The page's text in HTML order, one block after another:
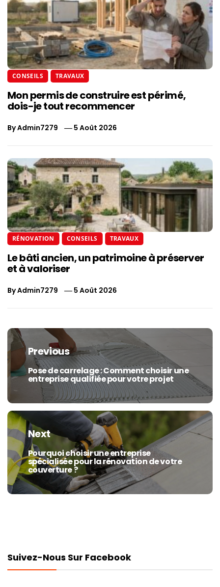
CONSEILS TRAVAUX
Mon permis de construire est périmé,
dois-je tout recommencer
ByAdmin7279 5 Août 2026
RÉNOVATION CONSEILS TRAVAUX
Le bâti ancien, un patrimoine à préserver
et à valoriser
ByAdmin7279 5 Août 2026
Navigation
de
l’article
Previous
Previous
post:
Pose de carrelage : Comment choisir une
entreprise qualifiée pour votre projet
Next
Next
post:
Pourquoi choisir une entreprise
spécialisée pour la rénovation de votre
couverture ?
Suivez-Nous Sur Facebook